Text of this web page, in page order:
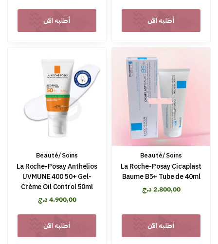
أطلبه الآن أطلبه الآن
Beauté/ Soins
La Roche-Posay Anthelios
UVMUNE 400 50+ Gel-
Crème Oil Control 50ml
4.900,00د.ج
أطلبه الآن
Beauté/ Soins
La Roche-Posay Cicaplast
Baume B5+ Tube de 40ml
2.800,00 د.ج
أطلبه الآن